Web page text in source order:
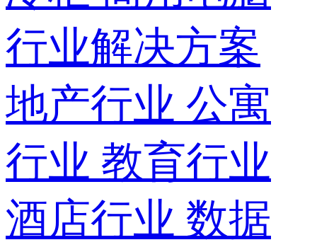
行业解决方案
地产行业 公寓
行业 教育行业
酒店行业 数据